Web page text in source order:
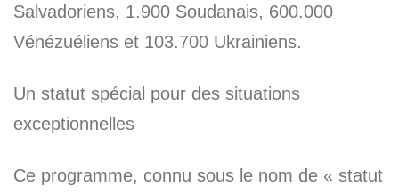
Salvadoriens, 1.900 Soudanais, 600.000
Vénézuéliens et 103.700 Ukrainiens.
Un statut spécial pour des situations
exceptionnelles
Ce programme, connu sous le nom de « statut